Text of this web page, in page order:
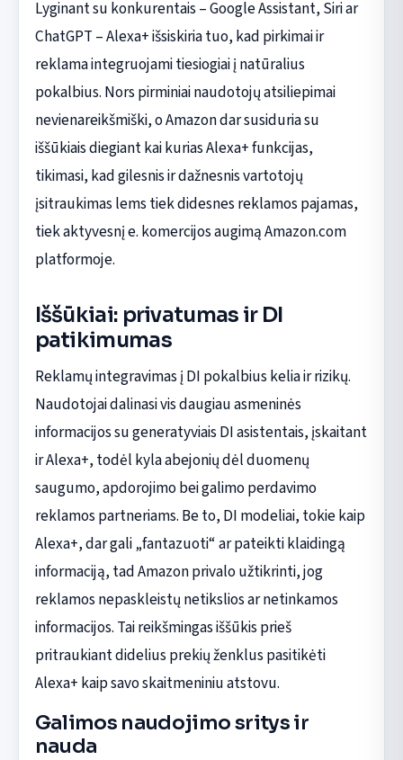
Lyginant su konkurentais – Google Assistant, Siri ar
ChatGPT – Alexa+ išsiskiria tuo, kad pirkimai ir
reklama integruojami tiesiogiai į natūralius
pokalbius. Nors pirminiai naudotojų atsiliepimai
nevienareikšmiški, o Amazon dar susiduria su
iššūkiais diegiant kai kurias Alexa+ funkcijas,
tikimasi, kad gilesnis ir dažnesnis vartotojų
įsitraukimas lems tiek didesnes reklamos pajamas,
tiek aktyvesnį e. komercijos augimą Amazon.com
platformoje.
Iššūkiai: privatumas ir DI
patikimumas
Reklamų integravimas į DI pokalbius kelia ir rizikų.
Naudotojai dalinasi vis daugiau asmeninės
informacijos su generatyviais DI asistentais, įskaitant
ir Alexa+, todėl kyla abejonių dėl duomenų
saugumo, apdorojimo bei galimo perdavimo
reklamos partneriams. Be to, DI modeliai, tokie kaip
Alexa+, dar gali „fantazuoti“ ar pateikti klaidingą
informaciją, tad Amazon privalo užtikrinti, jog
reklamos nepaskleistų netikslios ar netinkamos
informacijos. Tai reikšmingas iššūkis prieš
pritraukiant didelius prekių ženklus pasitikėti
Alexa+ kaip savo skaitmeniniu atstovu.
Galimos naudojimo sritys ir
nauda